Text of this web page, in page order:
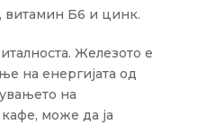
витамин Б6 и цинк.
Железото е
на енергијата од
на
може да ја